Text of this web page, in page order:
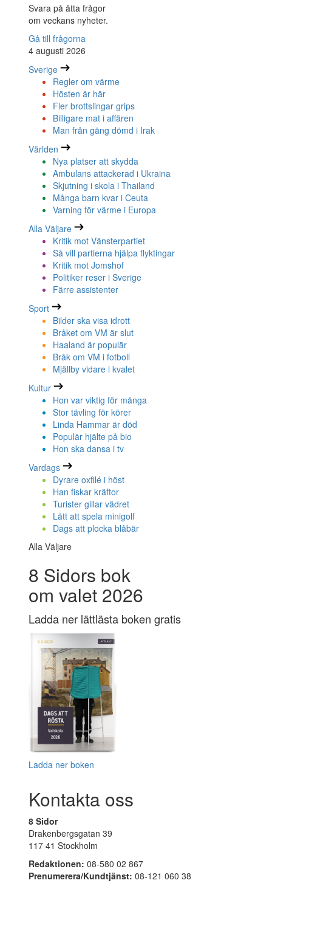
Svara på åtta frågor
om veckans nyheter.
Gå till frågorna
4 augusti 2026
Sverige
Regler om värme
Hösten är här
Fler brottslingar grips
Billigare mat i affären
Man från gäng dömd i Irak
Världen
Nya platser att skydda
Ambulans attackerad i Ukraina
Skjutning i skola i Thailand
Många barn kvar i Ceuta
Varning för värme i Europa
Alla Väljare
Kritik mot Vänsterpartiet
Så vill partierna hjälpa flyktingar
Kritik mot Jomshof
Politiker reser i Sverige
Färre assistenter
Sport
Bilder ska visa idrott
Bråket om VM är slut
Haaland är populär
Bråk om VM i fotboll
Mjällby vidare i kvalet
Kultur
Hon var viktig för många
Stor tävling för körer
Linda Hammar är död
Populär hjälte på bio
Hon ska dansa i tv
Vardags
Dyrare oxfilé i höst
Han fiskar kräftor
Turister gillar vädret
Lätt att spela minigolf
Dags att plocka blåbär
Alla Väljare
8 Sidors bok
om valet 2026
Ladda ner lättlästa boken gratis
Ladda ner boken
Kontakta oss
8 Sidor
Drakenbergsgatan 39
117 41 Stockholm
Redaktionen: 08-580 02 867
Prenumerera/Kundtjänst: 08-121 060 38